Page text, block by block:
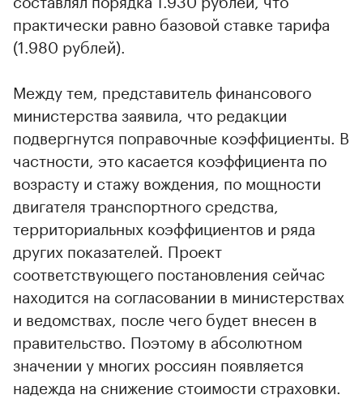
практически равно базовой ставке тарифа
(1.980 рублей).
Между тем, представитель финансового
министерства заявила, что редакции
подвергнутся поправочные коэффициенты. В
частности, это касается коэффициента по
возрасту и стажу вождения, по мощности
двигателя транспортного средства,
территориальных коэффициентов и ряда
других показателей. Проект
соответствующего постановления сейчас
находится на согласовании в министерствах
и ведомствах, после чего будет внесен в
правительство. Поэтому в абсолютном
значении у многих россиян появляется
надежда на снижение стоимости страховки.